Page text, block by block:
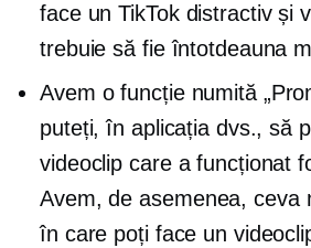
face un TikTok distractiv și
trebuie să fie întotdeauna
Avem o funcție numită
puteți, în aplicația dvs., să
videoclip care a funcționat
Avem, de asemenea, ceva
în care poți face un